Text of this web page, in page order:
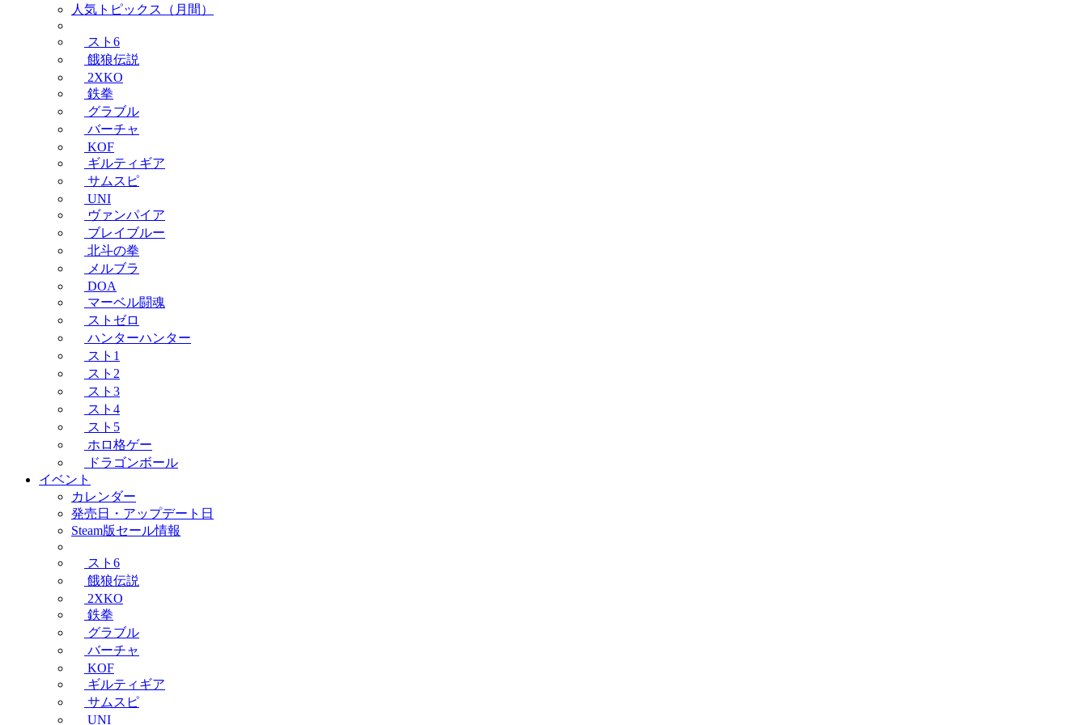
人気トピックス（月間）
スト6
餓狼伝説
2XKO
鉄拳
グラブル
バーチャ
KOF
ギルティギア
サムスピ
UNI
ヴァンパイア
ブレイブルー
北斗の拳
メルブラ
DOA
マーベル闘魂
ストゼロ
ハンターハンター
スト1
スト2
スト3
スト4
スト5
ホロ格ゲー
ドラゴンボール
イベント
カレンダー
発売日・アップデート日
Steam版セール情報
スト6
餓狼伝説
2XKO
鉄拳
グラブル
バーチャ
KOF
ギルティギア
サムスピ
UNI